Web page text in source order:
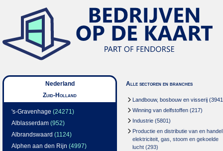
Nederland
Zuid-Holland
's-Gravenhage (24271)
Alblasserdam (952)
Albrandswaard (1124)
Alphen aan den Rijn (4997)
Alle sectoren en branches
Landbouw, bosbouw en visserij
Winning van delfstoffen (217)
Industrie (5801)
Productie en distributie van en
elektriciteit, gas, stoom en gekoelde
lucht (293)